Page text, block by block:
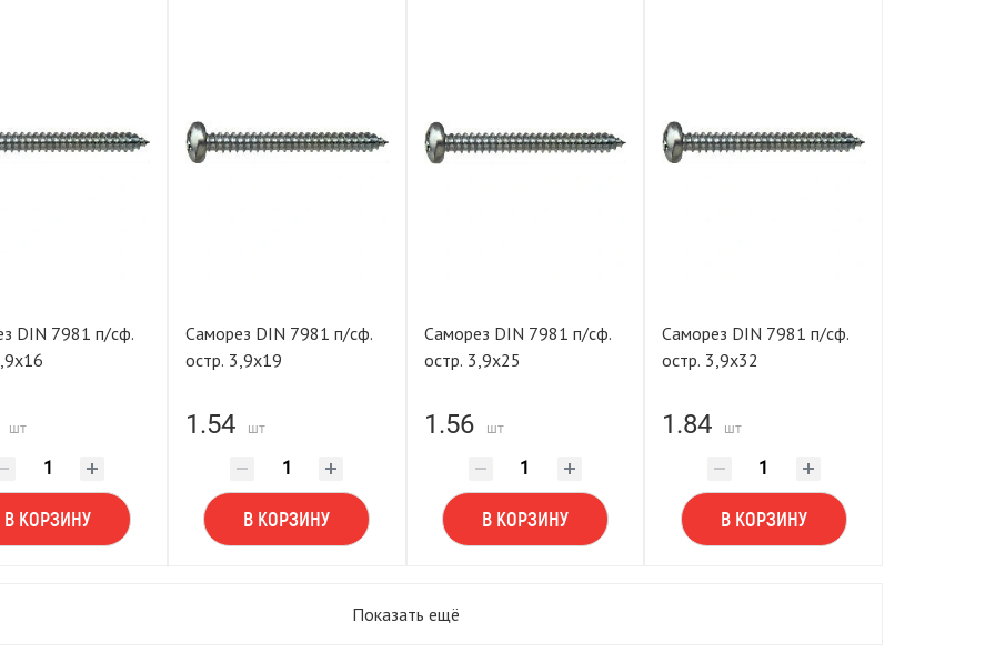
DIN 7981 п/сф.
шт
В КОРЗИНУ
Саморез DIN 7981 п/сф.
остр. 3,9х19
1.54 шт
В КОРЗИНУ
Саморез DIN 7981 п/сф.
остр. 3,9х25
1.56 шт
В КОРЗИНУ
Саморез DIN 7981 п/сф.
остр. 3,9х32
1.84 шт
В КОРЗИНУ
Показать ещё